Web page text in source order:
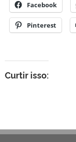
Facebook
Pinterest
Curtir isso: